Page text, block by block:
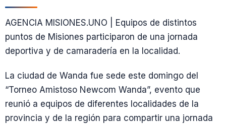
AGENCIA MISIONES.UNO | Equipos de distintos
puntos de Misiones participaron de una jornada
deportiva y de camaradería en la localidad.
La ciudad de Wanda fue sede este domingo del
“Torneo Amistoso Newcom Wanda”, evento que
reunió a equipos de diferentes localidades de la
provincia y de la región para compartir una jornada